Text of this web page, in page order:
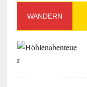
WANDERN